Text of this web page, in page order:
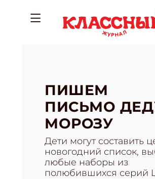
ПИШЕМ
ПИСЬМО
МОРОЗУ
Дети могут составить
новогодний список,
любые наборы из
полюбившихся серий